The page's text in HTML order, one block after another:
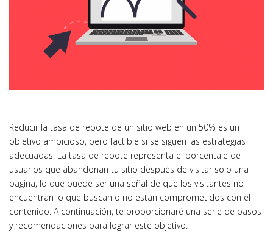
Reducir la tasa de rebote de un sitio web en un 50% es un
objetivo ambicioso, pero factible si se siguen las estrategias
adecuadas. La tasa de rebote representa el porcentaje de
usuarios que abandonan tu sitio después de visitar solo una
página, lo que puede ser una señal de que los visitantes no
encuentran lo que buscan o no están comprometidos con el
contenido. A continuación, te proporcionaré una serie de pasos
y recomendaciones para lograr este objetivo.